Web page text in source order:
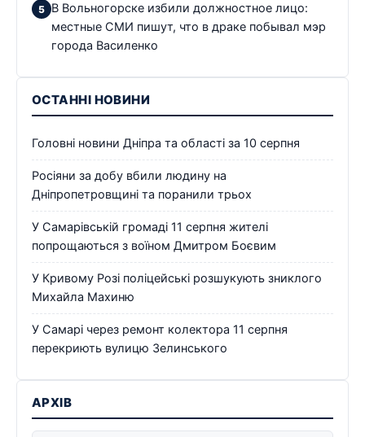
В Вольногорске избили должностное лицо:
местные СМИ пишут, что в драке побывал мэр
города Василенко
ОСТАННІ НОВИНИ
Головні новини Дніпра та області за 10 серпня
Росіяни за добу вбили людину на
Дніпропетровщині та поранили трьох
У Самарівській громаді 11 серпня жителі
попрощаються з воїном Дмитром Боєвим
У Кривому Розі поліцейські розшукують зниклого
Михайла Махиню
У Самарі через ремонт колектора 11 серпня
перекриють вулицю Зелинського
АРХІВ